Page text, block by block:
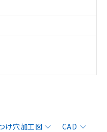
け穴加工図
CAD